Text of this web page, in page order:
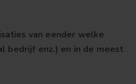
van eender welke
bedrijf enz.) en in de meest